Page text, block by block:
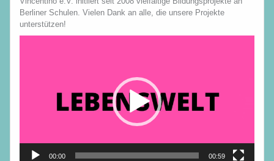
Berliner Schulen. Vielen Dank an alle, die unsere Projekte
unterstützen!
00:00 00:59